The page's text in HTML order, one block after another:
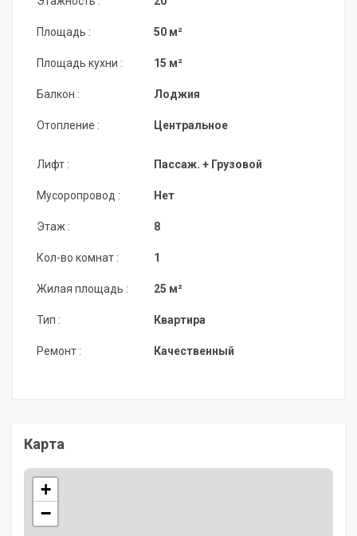
Площадь :
Площадь кухни :
Балкон :
Отопление :
50 м²
15 м²
Лоджия
Центральное
Лифт :
Мусоропровод :
Этаж :
Кол-во комнат :
Жилая площадь :
Тип :
Ремонт :
Пассаж. + Грузовой
Нет
8
1
25 м²
Квартира
Качественный
Карта
+
−